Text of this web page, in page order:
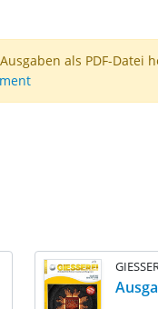
als PDF-Datei